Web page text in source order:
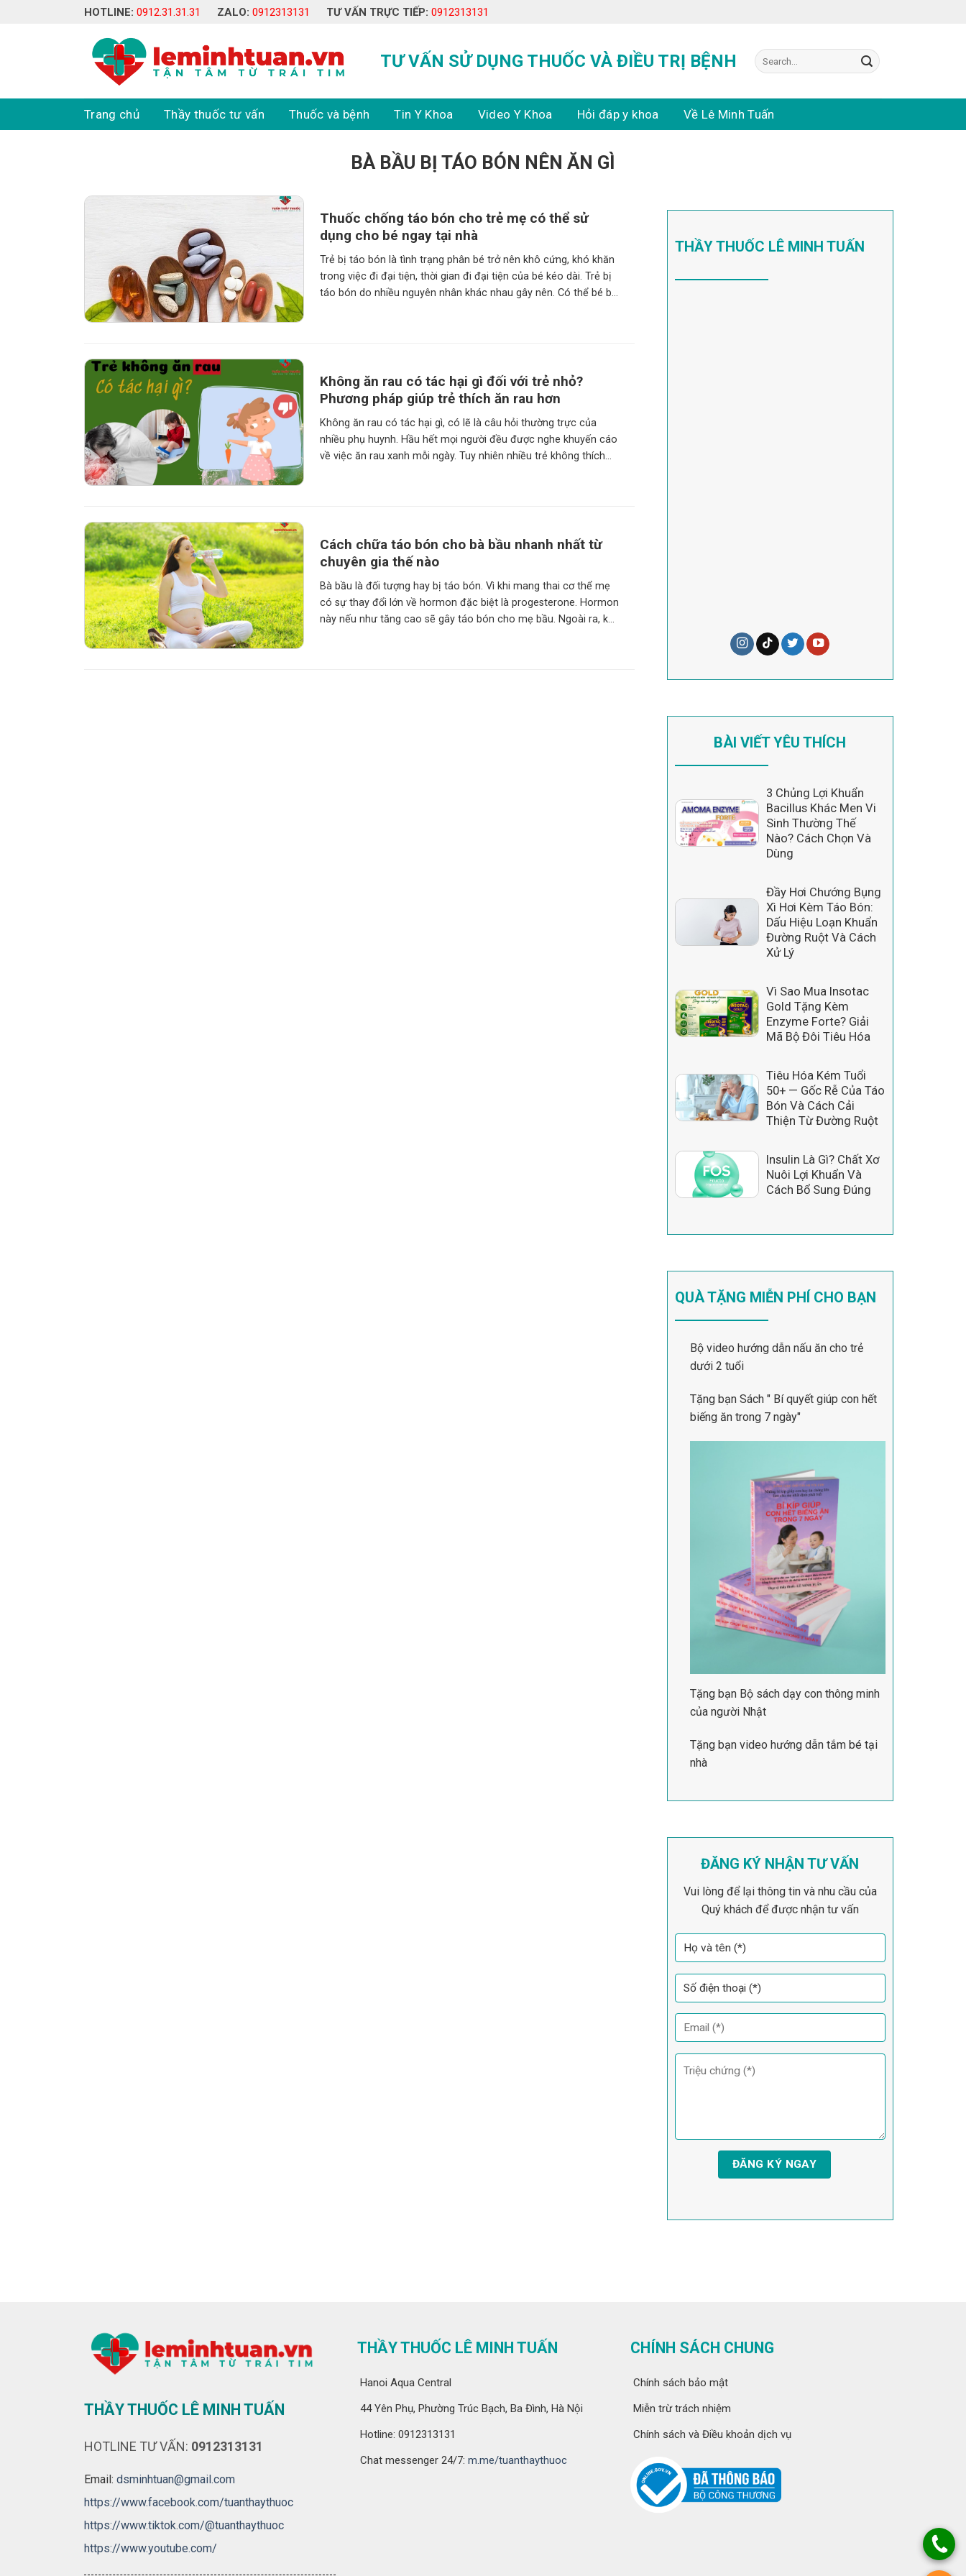
HOTLINE: 0912.31.31.31 ZALO: 0912313131 TƯ VẤN TRỰC TIẾP: 0912313131
TƯ VẤN SỬ DỤNG THUỐC VÀ ĐIỀU TRỊ BỆNH
Search
for:
Trang chủ Thầy thuốc tư vấn Thuốc và bệnh Tin Y Khoa Video Y Khoa Hỏi đáp y khoa Về Lê Minh Tuấn
BÀ BẦU BỊ TÁO BÓN NÊN ĂN GÌ
Thuốc chống táo bón cho trẻ mẹ có thể sử
dụng cho bé ngay tại nhà
Trẻ bị táo bón là tình trạng phân bé trở nên khô cứng, khó khăn
trong việc đi đại tiện, thời gian đi đại tiện của bé kéo dài. Trẻ bị
táo bón do nhiều nguyên nhân khác nhau gây nên. Có thể bé bị
Không ăn rau có tác hại gì đối với trẻ nhỏ?
Phương pháp giúp trẻ thích ăn rau hơn
Không ăn rau có tác hại gì, có lẽ là câu hỏi thường trực của
nhiều phụ huynh. Hầu hết mọi người đều được nghe khuyến cáo
về việc ăn rau xanh mỗi ngày. Tuy nhiên nhiều trẻ không thích
Cách chữa táo bón cho bà bầu nhanh nhất từ
chuyên gia thế nào
Bà bầu là đối tượng hay bị táo bón. Vì khi mang thai cơ thể mẹ
có sự thay đổi lớn về hormon đặc biệt là progesterone. Hormon
này nếu như tăng cao sẽ gây táo bón cho mẹ bầu. Ngoài ra, khi
THẦY THUỐC LÊ MINH TUẤN
BÀI VIẾT YÊU THÍCH
3 Chủng Lợi Khuẩn
Bacillus Khác Men Vi
Sinh Thường Thế
Nào? Cách Chọn Và
Dùng
Đầy Hơi Chướng Bụng
Xì Hơi Kèm Táo Bón:
Dấu Hiệu Loạn Khuẩn
Đường Ruột Và Cách
Xử Lý
Vì Sao Mua Insotac
Gold Tặng Kèm
Enzyme Forte? Giải
Mã Bộ Đôi Tiêu Hóa
Tiêu Hóa Kém Tuổi
50+ — Gốc Rễ Của Táo
Bón Và Cách Cải
Thiện Từ Đường Ruột
Insulin Là Gì? Chất Xơ
Nuôi Lợi Khuẩn Và
Cách Bổ Sung Đúng
QUÀ TẶNG MIỄN PHÍ CHO BẠN
Bộ video hướng dẫn nấu ăn cho trẻ
dưới 2 tuổi
Tặng bạn Sách " Bí quyết giúp con hết
biếng ăn trong 7 ngày"
Tặng bạn Bộ sách dạy con thông minh
của người Nhật
Tặng bạn video hướng dẫn tắm bé tại
nhà
ĐĂNG KÝ NHẬN TƯ VẤN
Vui lòng để lại thông tin và nhu cầu của
Quý khách để được nhận tư vấn
THẦY THUỐC LÊ MINH TUẤN
HOTLINE TƯ VẤN: 0912313131
Email: dsminhtuan@gmail.com
https://www.facebook.com/tuanthaythuoc
https://www.tiktok.com/@tuanthaythuoc
https://www.youtube.com/
THẦY THUỐC LÊ MINH TUẤN
Hanoi Aqua Central
44 Yên Phụ, Phường Trúc Bạch, Ba Đình, Hà Nội
Hotline: 0912313131
Chat messenger 24/7: m.me/tuanthaythuoc
CHÍNH SÁCH CHUNG
Chính sách bảo mật
Miễn trừ trách nhiệm
Chính sách và Điều khoản dịch vụ